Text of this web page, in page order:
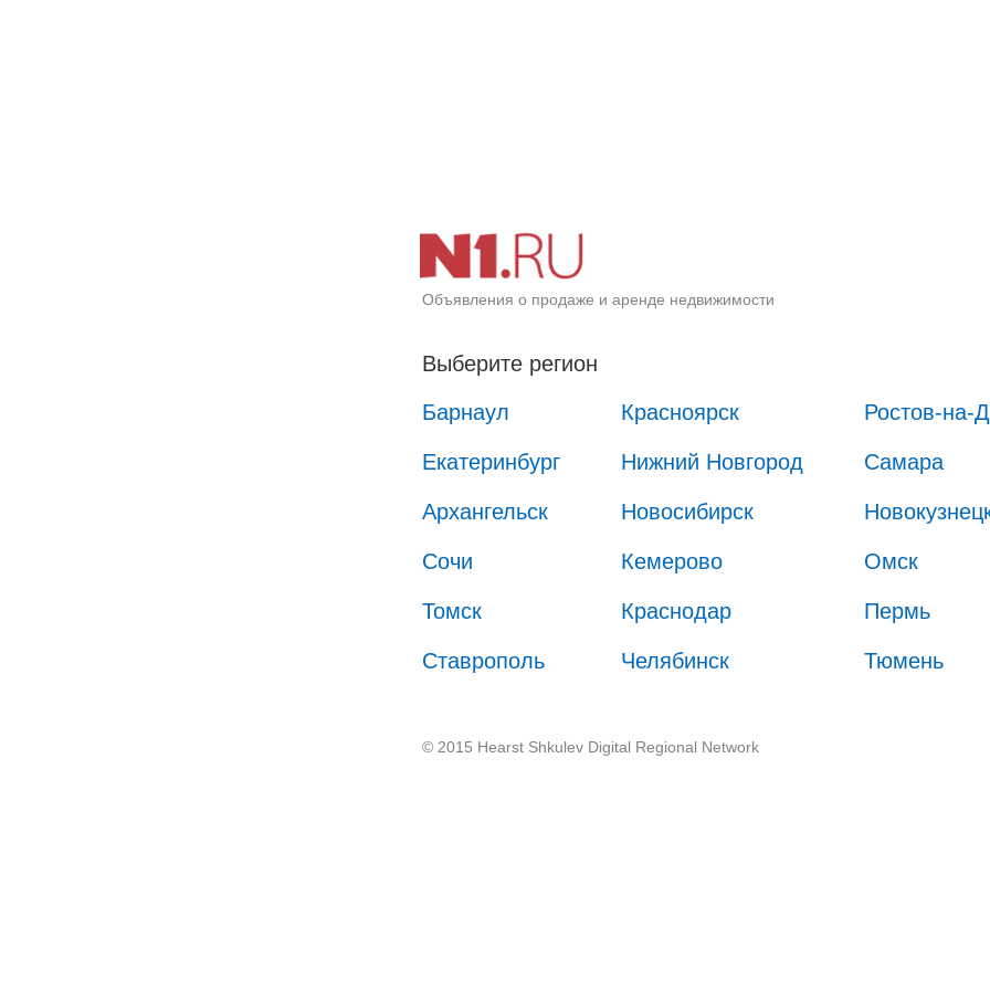
Объявления о продаже и аренде недвижимости
Выберите регион
Барнаул
Красноярск Ростов-на-
Екатеринбург Нижний Новгород Самара
Архангельск Новосибирск
Сочи Кемерово Омск
Томск Краснодар Пермь
Ставрополь Челябинск Тюмень
© 2015 Hearst Shkulev Digital Regional Network